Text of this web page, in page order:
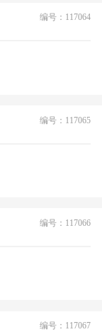
编号：117064
编号：117065
编号：117066
编号：117067